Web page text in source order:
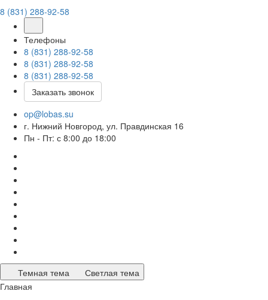
8 (831) 288-92-58
Телефоны
8 (831) 288-92-58
8 (831) 288-92-58
8 (831) 288-92-58
Заказать звонок
op@lobas.su
г. Нижний Новгород, ул. Правдинская 16
Пн - Пт: с 8:00 до 18:00
Темная тема
Светлая тема
Главная